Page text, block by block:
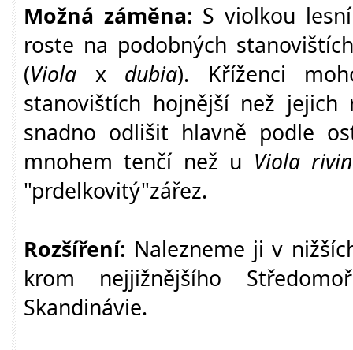
Možná záměna: S violkou
roste na podobných
(Viola x dubia). Kříženci
stanovištích hojnější než jejich
snadno odlišit hlavně podle
mnohem tenčí než u Viola
"prdelkovitý"zářez.
Rozšíření: Nalezneme ji v
krom nejjižnějšího
Skandinávie.